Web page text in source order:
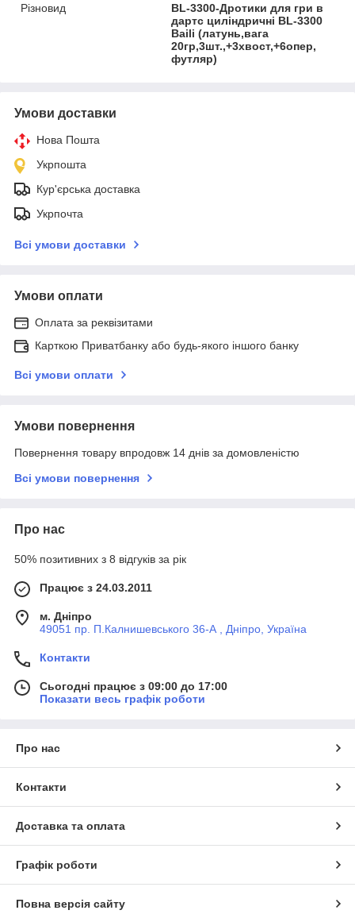
Різновид
BL-3300-Дротики для гри в
дартс циліндричні BL-3300
Baili (латунь,вага
20гр,3шт.,+3хвост,+6опер,
футляр)
Умови доставки
Нова Пошта
Укрпошта
Кур'єрська доставка
Укрпочта
Всі умови доставки
Умови оплати
Оплата за реквізитами
Карткою Приватбанку або будь-якого іншого банку
Всі умови оплати
Умови повернення
Повернення товару впродовж 14 днів за домовленістю
Всі умови повернення
Про нас
50% позитивних з 8 відгуків за рік
Працює з 24.03.2011
м. Дніпро
49051 пр. П.Калнишевського 36-А , Дніпро, Україна
Контакти
Сьогодні працює з 09:00 до 17:00
Показати весь графік роботи
Про нас
Контакти
Доставка та оплата
Графік роботи
Повна версія сайту